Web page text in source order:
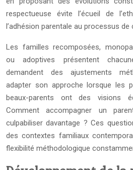
respectueuse évite l’écueil de
l’adhésion parentale au processus de
Les familles recomposées,
ou adoptives présentent
demandent des ajustements
adapter son approche lorsque les
beaux-parents ont des visions
Comment accompagner un
culpabiliser davantage ? Ces
des contextes familiaux
flexibilité méthodologique